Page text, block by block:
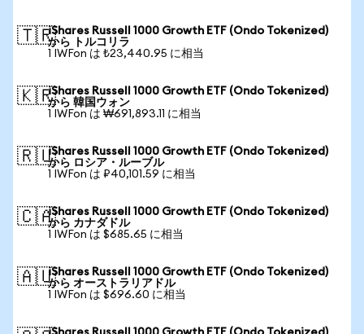
🇹🇷iShares Russell 1000 Growth ETF (Ondo Tokenized)
から トルコリラ
1 IWFon は ₺23,440.95 に相当
🇰🇷iShares Russell 1000 Growth ETF (Ondo Tokenized)
から 韓国ウォン
1 IWFon は ₩691,893.11 に相当
🇷🇺iShares Russell 1000 Growth ETF (Ondo Tokenized)
から ロシア・ルーブル
1 IWFon は ₽40,101.59 に相当
🇨🇦iShares Russell 1000 Growth ETF (Ondo Tokenized)
から カナダドル
1 IWFon は $685.65 に相当
🇦🇺iShares Russell 1000 Growth ETF (Ondo Tokenized)
から オーストラリアドル
1 IWFon は $696.60 に相当